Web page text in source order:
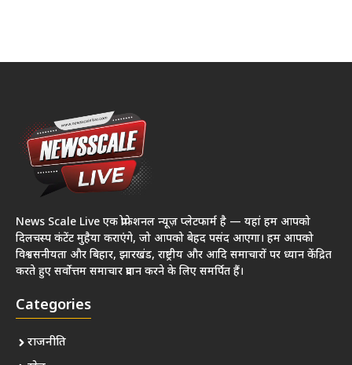
News Scale Live एक प्रोफेशनल न्यूज़ प्लेटफार्म है — यहां हम आपको
दिलचस्प कंटेंट मुहैया कराएंगे, जो आपको बेहद पसंद आएगा। हम आपको
विश्वसनीयता और बिहार, झारखंड, राष्ट्रीय और आदि समाचारों पर ध्यान केंद्रित
करते हुए सर्वोत्तम समाचार प्रदान करने के लिए समर्पित हैं।
Categories
राजनीति